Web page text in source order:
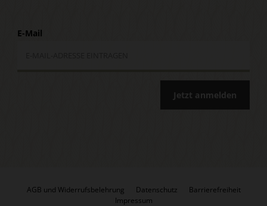
E-Mail
Jetzt anmelden
AGB und Widerrufsbelehrung Datenschutz
Barrierefreiheit
Impressum